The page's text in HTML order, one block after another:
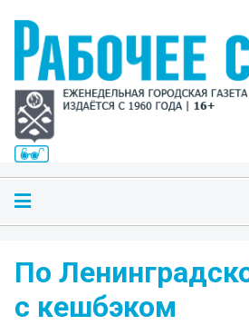
По
с кешбэком